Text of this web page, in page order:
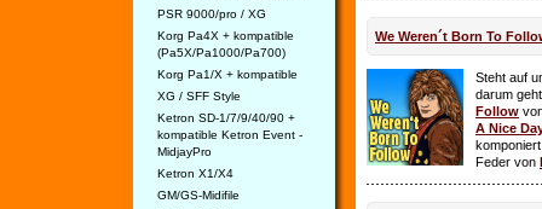
PSR 9000/pro / XG
Korg Pa4X + kompatible
(Pa5X/Pa1000/Pa700)
Korg Pa1/X + kompatible
XG / SFF Style
Ketron SD-1/7/9/40/90 +
kompatible Ketron Event -
MidjayPro
Ketron X1/X4
GM/GS-Midifile
We Weren´t Born To
Steht auf
darum
Follow
A Nice
Feder von